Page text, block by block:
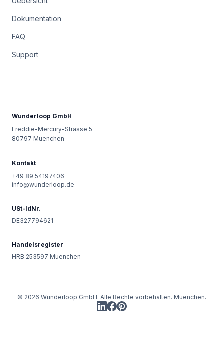
Dokumentation
FAQ
Support
Wunderloop GmbH
Freddie-Mercury-Strasse 5
80797 Muenchen
Kontakt
+49 89 54197406
info@wunderloop.de
USt-IdNr.
DE327794621
Handelsregister
HRB 253597 Muenchen
© 2026 Wunderloop GmbH. Alle Rechte vorbehalten. Muenchen.